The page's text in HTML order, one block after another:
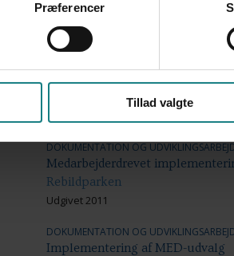
Præferencer
Tillad valgte
Socialpædagogernes
Udgivet 2011
Arbejdsglæde - ja tak
DOKUMENTATION OG
Medarbejderdrevet
Rebildparken
Udgivet 2011
DOKUMENTATION OG
Implementering af MED-udvalg